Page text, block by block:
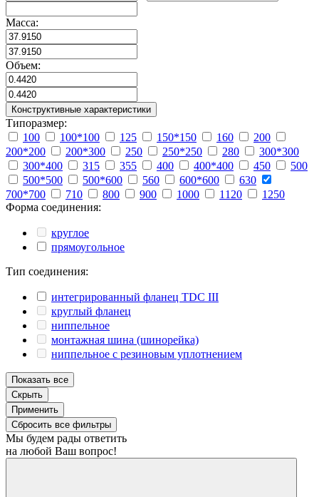
Масса:
Объем:
Конструктивные характеристики
Типоразмер:
100
100*100 125 150*150 160
200
200*200
200*300 250 250*250 280
300*300
300*400
315 355 400 400*400 450
500
500*500
500*600 560 600*600
630
700*700
710 800 900 1000 1120
1250
Форма соединения:
круглое
прямоугольное
Тип соединения:
интегрированный фланец TDC III
круглый фланец
ниппельное
монтажная шина (шинорейка)
ниппельное с резиновым уплотнением
Показать все
Скрыть
Применить
Сбросить все фильтры
Мы будем рады ответить
на любой Ваш вопрос!